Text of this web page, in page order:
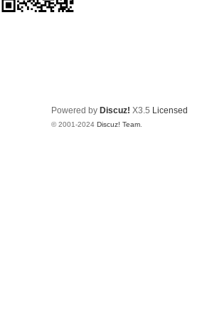
Powered by Discuz! X3.5 Licensed
© 2001-2024 Discuz! Team